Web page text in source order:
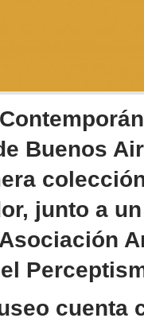
Buenos
junto a
cuenta